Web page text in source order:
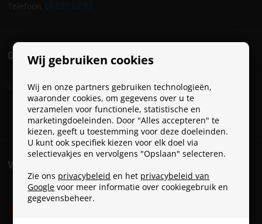
Wij gebruiken cookies
Wij en onze partners gebruiken technologieën,
waaronder cookies, om gegevens over u te
verzamelen voor functionele, statistische en
marketingdoeleinden. Door "Alles accepteren" te
kiezen, geeft u toestemming voor deze doeleinden.
U kunt ook specifiek kiezen voor elk doel via
selectievakjes en vervolgens "Opslaan" selecteren.
Zie ons privacybeleid en het privacybeleid van
Google voor meer informatie over cookiegebruik en
gegevensbeheer.
48 020 62 82
ONZE SOCIALS
Volg Paracon op onze socials:
VERZENDKOSTEN